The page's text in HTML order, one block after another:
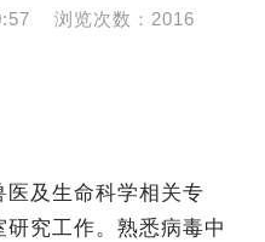
浏览次数： 2016
及生命科学相关专
究工作。熟悉病毒中